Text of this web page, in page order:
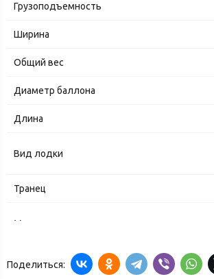
Грузоподъемность
Ширина
Общий вес
Диаметр баллона
Длина
Вид лодки
Транец
Материал
Тип
Поделиться: